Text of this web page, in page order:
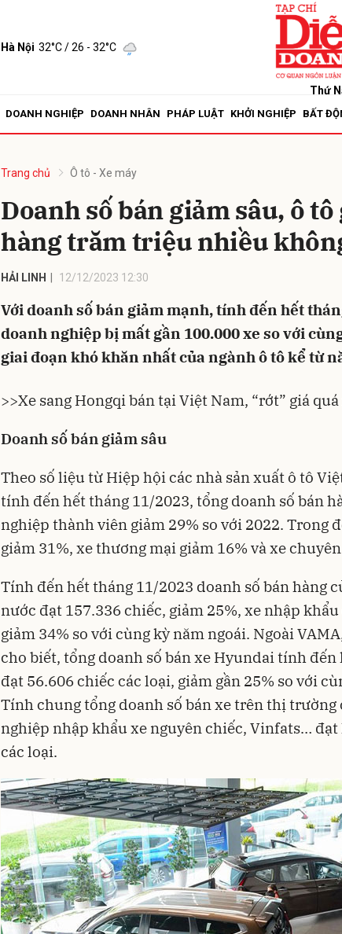
Hà Nội 32°C/ 26 - 32°C
Thứ
DOANH NGHIỆP DOANH NHÂN PHÁP LUẬT KHỞI NGHIỆP BẤT
Trang chủ Ô tô - Xe máy
Doanh số bán giảm sâu, ô
hàng trăm triệu nhiều
HẢI LINH 12/12/2023 12:30
Với doanh số bán giảm mạnh, tính đến hết
doanh nghiệp bị mất gần 100.000 xe so với
giai đoạn khó khăn nhất của ngành ô tô kể từ
>>Xe sang Hongqi bán tại Việt Nam, “rớt” giá
Doanh số bán giảm sâu
Theo số liệu từ Hiệp hội các nhà sản xuất ô tô
tính đến hết tháng 11/2023, tổng doanh số bán
nghiệp thành viên giảm 29% so với 2022. Trong
giảm 31%, xe thương mại giảm 16% và xe
Tính đến hết tháng 11/2023 doanh số bán hàng
nước đạt 157.336 chiếc, giảm 25%, xe nhập
giảm 34% so với cùng kỳ năm ngoái. Ngoài
cho biết, tổng doanh số bán xe Hyundai tính đến
đạt 56.606 chiếc các loại, giảm gần 25% so với
Tính chung tổng doanh số bán xe trên thị trường
nghiệp nhập khẩu xe nguyên chiếc, Vinfats… đạt
các loại.